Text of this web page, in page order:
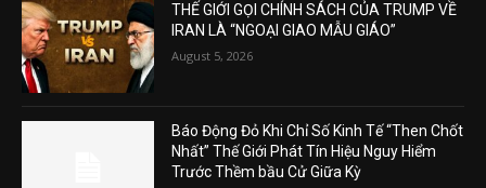
THẾ GIỚI GỌI CHÍNH SÁCH CỦA TRUMP VỀ
IRAN LÀ “NGOẠI GIAO MẪU GIÁO”
August 5, 2026
Báo Động Đỏ Khi Chỉ Số Kinh Tế “Then Chốt
Nhất” Thế Giới Phát Tín Hiệu Nguy Hiểm
Trước Thềm bầu Cử Giữa Kỳ